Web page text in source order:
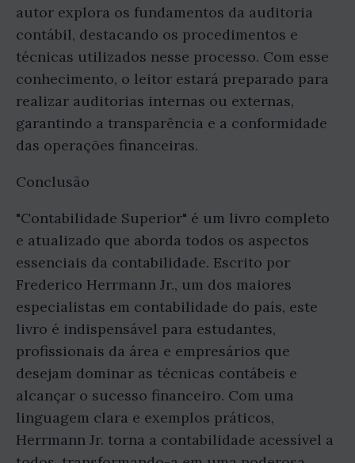
autor explora os fundamentos da auditoria
contábil, destacando os procedimentos e
técnicas utilizados nesse processo. Com esse
conhecimento, o leitor estará preparado para
realizar auditorias internas ou externas,
garantindo a transparência e a conformidade
das operações financeiras.
Conclusão
"Contabilidade Superior" é um livro completo
e atualizado que aborda todos os aspectos
essenciais da contabilidade. Escrito por
Frederico Herrmann Jr., um dos maiores
especialistas em contabilidade do país, este
livro é indispensável para estudantes,
profissionais da área e empresários que
desejam dominar as técnicas contábeis e
alcançar o sucesso financeiro. Com uma
linguagem clara e exemplos práticos,
Herrmann Jr. torna a contabilidade acessível a